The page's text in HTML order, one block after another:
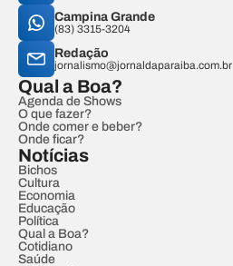
Campina Grande
(83) 3315-3204
Redação
jornalismo@jornaldaparaiba.com.br
Qual a Boa?
Agenda de Shows
O que fazer?
Onde comer e beber?
Onde ficar?
Notícias
Bichos
Cultura
Economia
Educação
Política
Qual a Boa?
Cotidiano
Saúde